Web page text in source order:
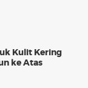
Kulit Kering
ke Atas